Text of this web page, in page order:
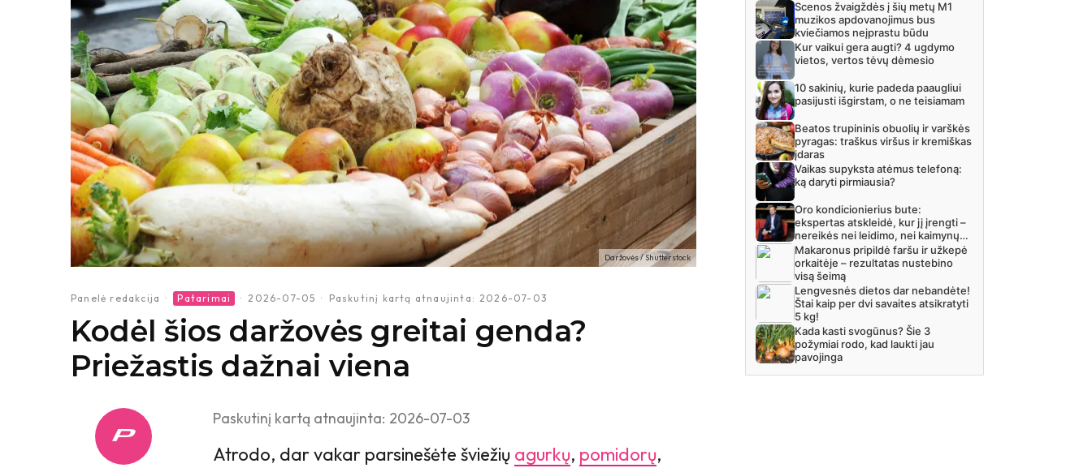
Daržovės / Shutterstock
Panelė redakcija · Patarimai · 2026-07-05 · Paskutinį kartą atnaujinta: 2026-07-03
Kodėl šios daržovės greitai genda?
Priežastis dažnai viena
Paskutinį kartą atnaujinta: 2026-07-03
Atrodo, dar vakar parsinešėte šviežių agurkų, pomidorų,